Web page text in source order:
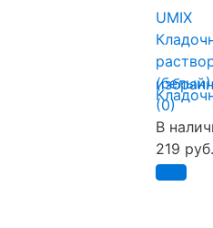
UMIX
(0)
В
219 руб.